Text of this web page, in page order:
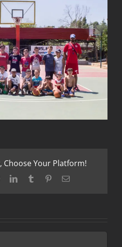
Choose Your Platform!
RedditLinkedInTumblr PinterestEmail